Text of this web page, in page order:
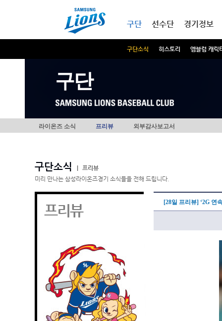
구단
구단소식 히스토리 엠블럼 캐릭
선수단 경기정보
구단
라이온즈 소식 프리뷰 외부감사보고서
구단소식
프리뷰
미리 만나는 삼성라이온즈경기 소식들을 전해 드립니다.
프리뷰 [28일 프리뷰] ‘2G 연